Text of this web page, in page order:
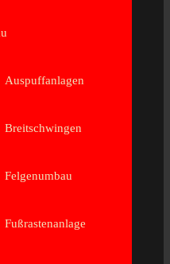
Auspuffanlagen
Breitschwingen
Felgenumbau
Fußrastenanlage